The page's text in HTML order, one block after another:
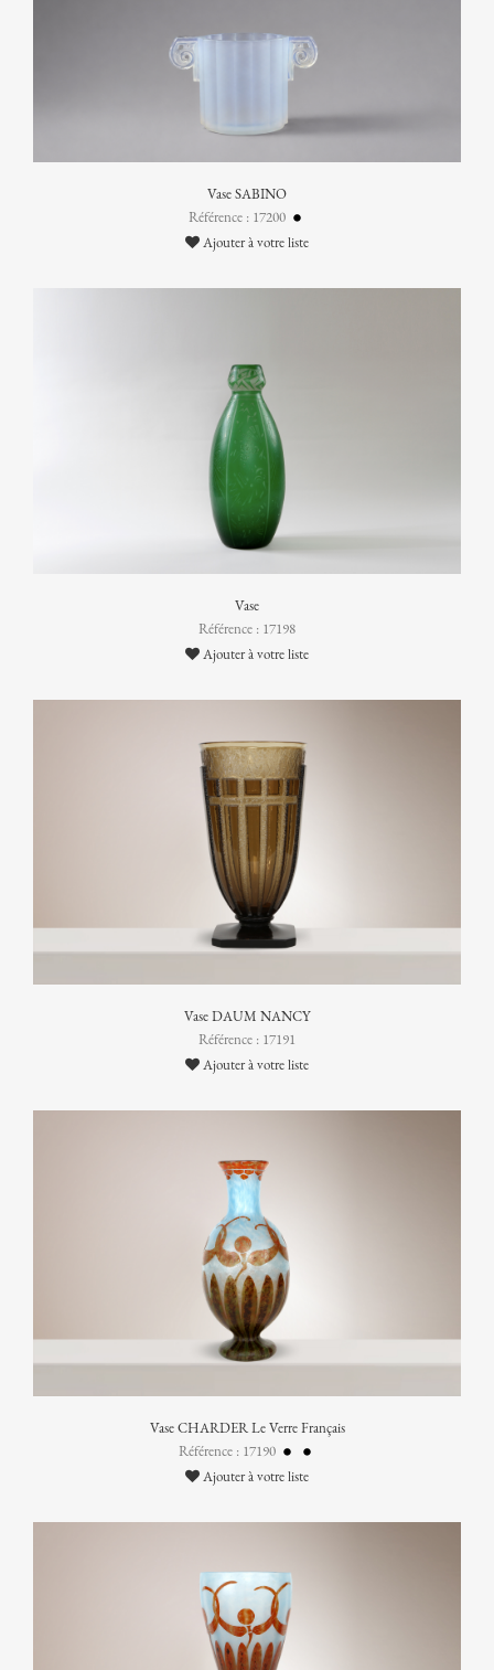
Vase SABINO
Référence : 17200
Ajouter à votre liste
Vase
Référence : 17198
Ajouter à votre liste
Vase DAUM NANCY
Référence : 17191
Ajouter à votre liste
Vase CHARDER Le Verre Français
Référence : 17190
Ajouter à votre liste